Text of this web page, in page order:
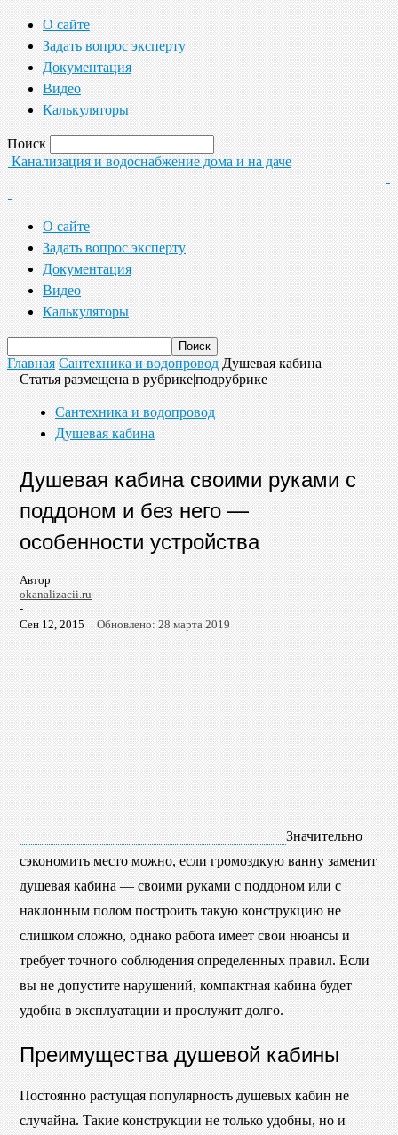
О сайте
Задать вопрос эксперту
Документация
Видео
Калькуляторы
Поиск
Канализация и водоснабжение дома и на даче
О сайте
Задать вопрос эксперту
Документация
Видео
Калькуляторы
Главная Сантехника и водопровод Душевая кабина
Статья размещена в рубрике|подрубрике
Сантехника и водопровод
Душевая кабина
Душевая кабина своими руками с
поддоном и без него —
особенности устройства
Автор
okanalizacii.ru
-
Сен 12, 2015
Обновлено: 28 марта 2019
Значительно
сэкономить место можно, если громоздкую ванну заменит
душевая кабина — своими руками с поддоном или с
наклонным полом построить такую конструкцию не
слишком сложно, однако работа имеет свои нюансы и
требует точного соблюдения определенных правил. Если
вы не допустите нарушений, компактная кабина будет
удобна в эксплуатации и прослужит долго.
Преимущества душевой кабины
Постоянно растущая популярность душевых кабин не
случайна. Такие конструкции не только удобны, но и